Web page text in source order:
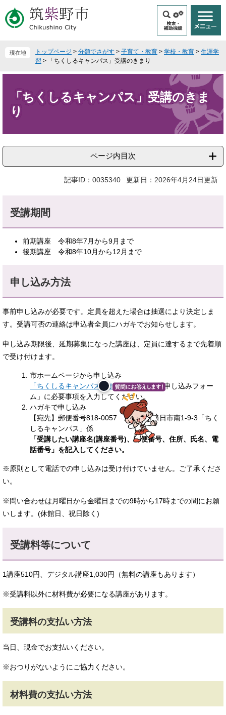
ー
ジ
ニ
ュ
現在地 トップページ > 分類でさがす > 子育て・教育 > 学校・教育 > 生涯学
習 > 「ちくしるキャンパス」受講のきまり
「ちくしるキャンパス」受講のきま
り
ページ内目次
記事ID：0035340 更新日：2026年4月24日更新
受講期間
前期講座 令和8年7月から9月まで
後期講座 令和8年10月から12月まで
申し込み方法
事前申し込みが必要です。定員を超えた場合は抽選により決定しま
す。受講可否の連絡は申込者全員にハガキでお知らせします。
申し込み期限後、延期募集になった講座は、定員に達するまで先着順
で受け付けます。
市ホームページから申し込み
「ちくしるキャンパス」ホームページの「申し込みフォー
ム」に必要事項を入力してください。
ハガキで申し込み
【宛先】郵便番号818-0057 筑紫野市二日市南1-9-3「ちく
しるキャンパス」係
「受講したい講座名(講座番号)、郵便番号、住所、氏名、電
話番号」を記入してください。
※原則として電話での申し込みは受け付けていません。ご了承くださ
い。
※問い合わせは月曜日から金曜日までの9時から17時までの間にお願
いします。(休館日、祝日除く)
受講料等について
1講座510円、デジタル講座1,030円（無料の講座もあります）
※受講料以外に材料費が必要になる講座があります。
受講料の支払い方法
当日、現金でお支払いください。
※おつりがないようにご協力ください。
材料費の支払い方法